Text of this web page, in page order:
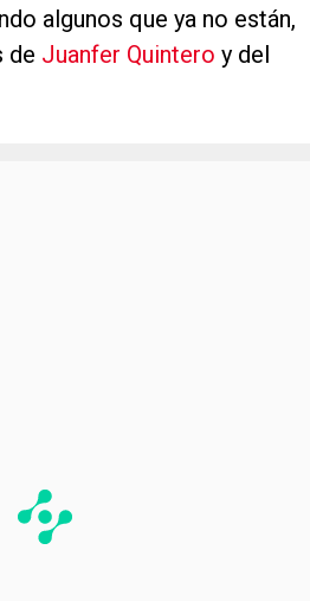
algunos que ya no están,
de Juanfer Quintero y del